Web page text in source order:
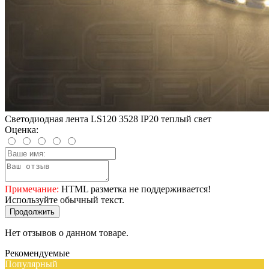
Светодиодная лента LS120 3528 IP20 теплый свет
Оценка:
Примечание: HTML разметка не поддерживается!
Используйте обычный текст.
Продолжить
Нет отзывов о данном товаре.
Рекомендуемые
Популярный